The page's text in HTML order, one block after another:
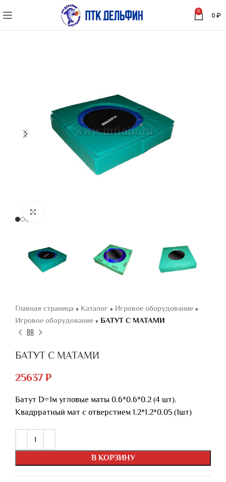
0
0 ₽
Главная страница » Каталог » Игровое оборудование »
Игровое оборудование » БАТУТ С МАТАМИ
БАТУТ С МАТАМИ
25637 ₽
Батут D=1м угловые маты 0.6*0.6*0.2 (4 шт).
Квадрратный мат с отверстием 1.2*1.2*0.05 (1шт)
В КОРЗИНУ